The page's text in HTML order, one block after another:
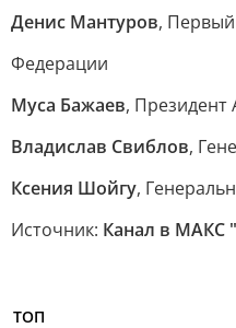
Денис Мантуров, Первый
Федерации
Муса Бажаев, Президент
Владислав Свиблов,
Ксения Шойгу,
Источник: Канал в МАКС
ТОП